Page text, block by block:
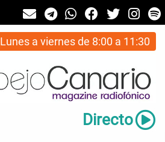
Lunes a viernes de 8:00 a 11:30
Directo